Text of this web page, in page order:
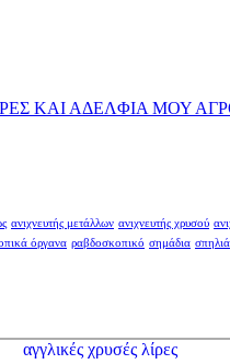
ΚΑΙ ΑΔΕΛΦΙΑ ΜΟΥ
ανιχνευτής μετάλλων ανιχνευτής χρυσού
όργανα ραβδοσκοπικό σημάδια σπηλιά